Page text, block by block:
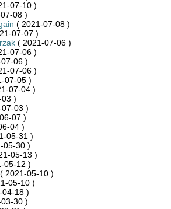
07-10 )
08 )
( 2021-07-08 )
07-07 )
( 2021-07-06 )
07-06 )
06 )
07-06 )
07-05 )
07-04 )
)
03 )
07 )
04 )
05-31 )
05-30 )
05-13 )
05-12 )
( 2021-05-10 )
05-10 )
04-18 )
30 )